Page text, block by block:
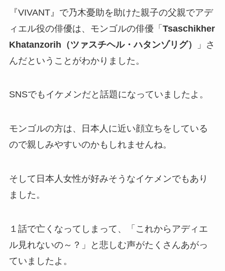
『VIVANT』で乃木憂助を助けた親子の父親でアデ
ィエル役の俳優は、モンゴルの俳優「 Tsaschikher
Khatanzorih（ツァスチヘル・ハタンゾリグ）
」さ
んだということがわかりました。
SNSでもイケメンだと話題になっていましたよ。
モンゴルの方は、日本人に近い顔立ちをしている
ので親しみやすいのかもしれませんね。
そして日本人女性が好みそうなイケメンでもあり
ました。
１話で亡くなってしまって、「これからアディエ
ル見れないの～？」と悲しむ声がたくさんあがっ
ていましたよ。